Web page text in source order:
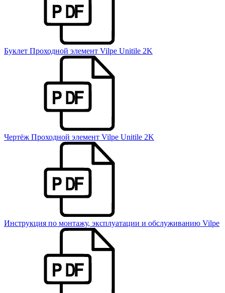
Буклет Проходной элемент Vilpe Unitile 2K
Чертёж Проходной элемент Vilpe Unitile 2K
Инструкция по монтажу, эксплуатации и обслуживанию Vilpe